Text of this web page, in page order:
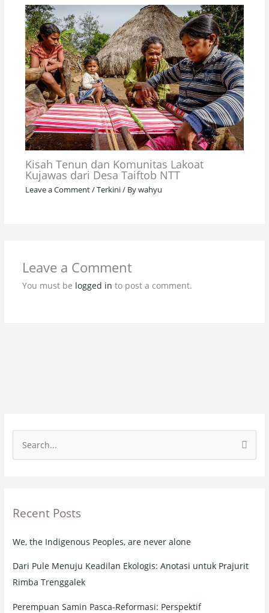
Kisah Tenun dan Komunitas Lakoat
Kujawas dari Desa Taiftob NTT
Leave a Comment/Terkini/ Bywahyu
Leave a Comment
You must be logged in to post a comment.
e
c
f
o
r
Recent Posts
We, the Indigenous Peoples, are never alone
Dari Pule Menuju Keadilan Ekologis: Anotasi untuk Prajurit
Rimba Trenggalek
Perempuan Samin Pasca-Reformasi: Perspektif